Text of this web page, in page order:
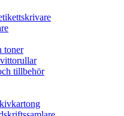
toner
tillbehör